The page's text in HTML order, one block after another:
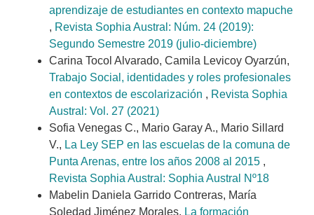
aprendizaje de estudiantes en contexto mapuche
, Revista Sophia Austral: Núm. 24 (2019):
Segundo Semestre 2019 (julio-diciembre)
Carina Tocol Alvarado, Camila Levicoy Oyarzún,
Trabajo Social, identidades y roles profesionales
en contextos de escolarización , Revista Sophia
Austral: Vol. 27 (2021)
Sofia Venegas C., Mario Garay A., Mario Sillard
V., La Ley SEP en las escuelas de la comuna de
Punta Arenas, entre los años 2008 al 2015 ,
Revista Sophia Austral: Sophia Austral Nº18
Mabelin Daniela Garrido Contreras, María
Soledad Jiménez Morales, La formación